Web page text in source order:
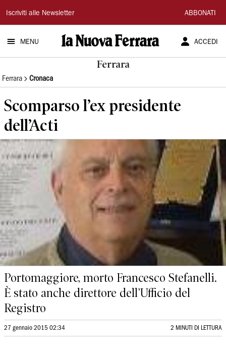
La
Nuova
Ferrara
Iscriviti alle Newsletter ABBONATI
MENU ACCEDI
Ferrara
Ferrara Cronaca
Scomparso l’ex presidente
dell’Acti
Portomaggiore, morto Francesco Stefanelli.
È stato anche direttore dell’Ufficio del
Registro
27 gennaio 2015 02:34 2 MINUTI DI LETTURA